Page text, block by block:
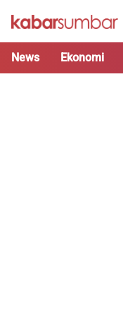
News Ekonomi